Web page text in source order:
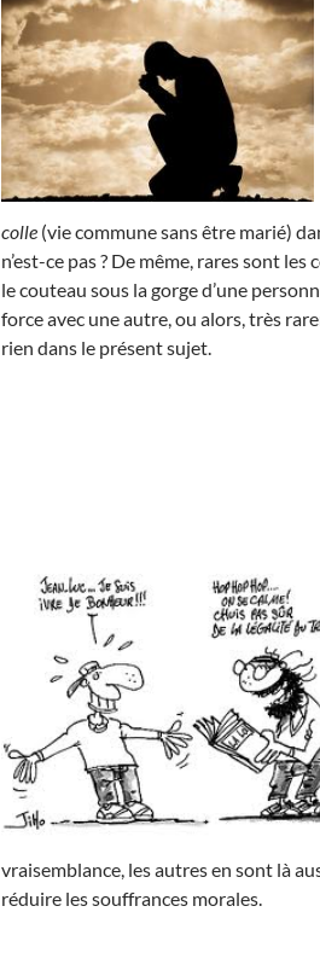
colle (vie commune sans être marié)
n’est-ce pas ? De même, rares sont les
le couteau sous la gorge d’une
force avec une autre, ou alors, très
rien dans le présent sujet.
vraisemblance, les autres en sont là
réduire les souffrances morales.